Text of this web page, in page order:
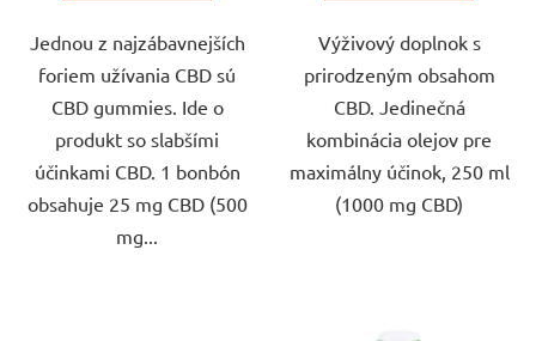
Jednou z najzábavnejších
foriem užívania CBD sú
CBD gummies. Ide o
produkt so slabšími
účinkami CBD. 1 bonbón
obsahuje 25 mg CBD (500
mg...
Výživový doplnok s
prirodzeným obsahom
CBD. Jedinečná
kombinácia olejov pre
maximálny účinok, 250 ml
(1000 mg CBD)